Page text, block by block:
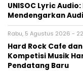
UNISOC Lyric
Mendengarkan
Rabu, 5 Agustus 2026 -
Hard Rock Cafe
Kompetisi Musik
Pendatang Baru